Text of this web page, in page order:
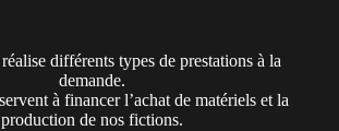
différents types de prestations à la
demande.
à financer l’achat de matériels et la
production de nos fictions.